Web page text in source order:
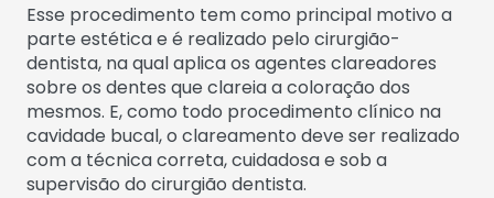
Esse procedimento tem como principal motivo a
parte estética e é realizado pelo cirurgião-
dentista, na qual aplica os agentes clareadores
sobre os dentes que clareia a coloração dos
mesmos. E, como todo procedimento clínico na
cavidade bucal, o clareamento deve ser realizado
com a técnica correta, cuidadosa e sob a
supervisão do cirurgião dentista.